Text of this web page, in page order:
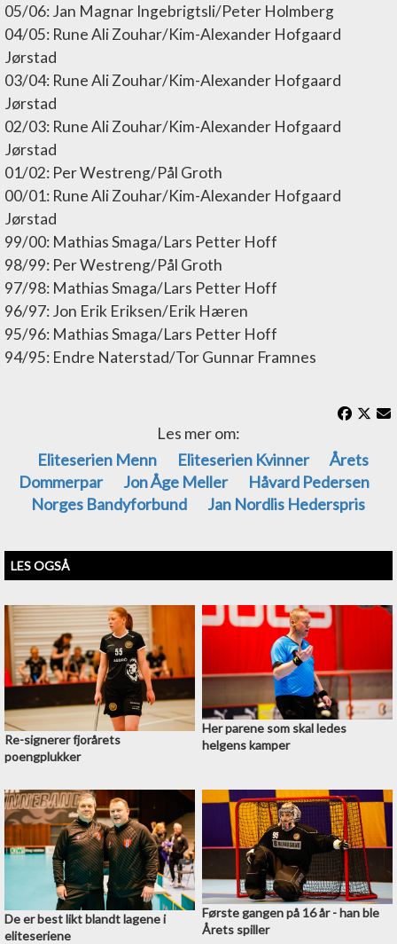
05/06: Jan Magnar Ingebrigtsli/Peter Holmberg
04/05: Rune Ali Zouhar/Kim-Alexander Hofgaard
Jørstad
03/04: Rune Ali Zouhar/Kim-Alexander Hofgaard
Jørstad
02/03: Rune Ali Zouhar/Kim-Alexander Hofgaard
Jørstad
01/02: Per Westreng/Pål Groth
00/01: Rune Ali Zouhar/Kim-Alexander Hofgaard
Jørstad
99/00: Mathias Smaga/Lars Petter Hoff
98/99: Per Westreng/Pål Groth
97/98: Mathias Smaga/Lars Petter Hoff
96/97: Jon Erik Eriksen/Erik Hæren
95/96: Mathias Smaga/Lars Petter Hoff
94/95: Endre Naterstad/Tor Gunnar Framnes
Les mer om:
Eliteserien Menn
Eliteserien Kvinner
Årets
Dommerpar
Jon Åge Meller
Håvard Pedersen
Norges Bandyforbund
Jan Nordlis Hederspris
LES OGSÅ
Re-signerer fjorårets
poengplukker
Her parene som skal ledes
helgens kamper
De er best likt blandt lagene i
eliteseriene
Første gangen på 16 år - han ble
Årets spiller